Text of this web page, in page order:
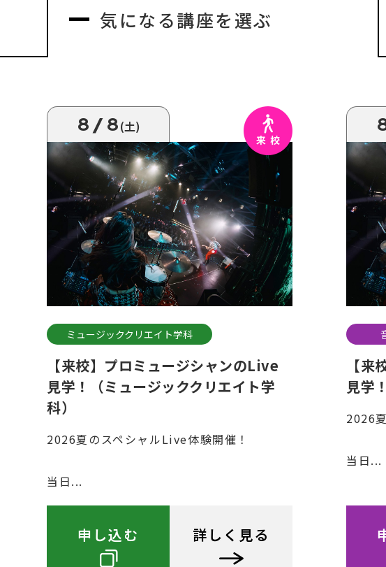
気になる講座を選ぶ
8/8(土)
ミュージッククリエイト学科
【来校】プロミュージシャンのLive
見学！（ミュージッククリエイト学
科）
2026夏のスペシャルLive体験開催！
当日...
申し込む 詳しく見る
【
見学
2026
当日...